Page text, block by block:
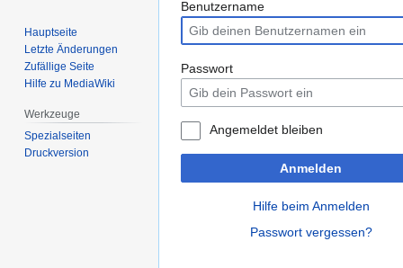
Zur
Navigation
springen
Zur
Suche
springen
Benutzername
Passwort
Angemeldet bleiben
Anmelden
Hilfe beim Anmelden
Passwort vergessen?
Hauptseite
Letzte Änderungen
Zufällige Seite
Hilfe zu MediaWiki
Werkzeuge
Spezialseiten
Druckversion